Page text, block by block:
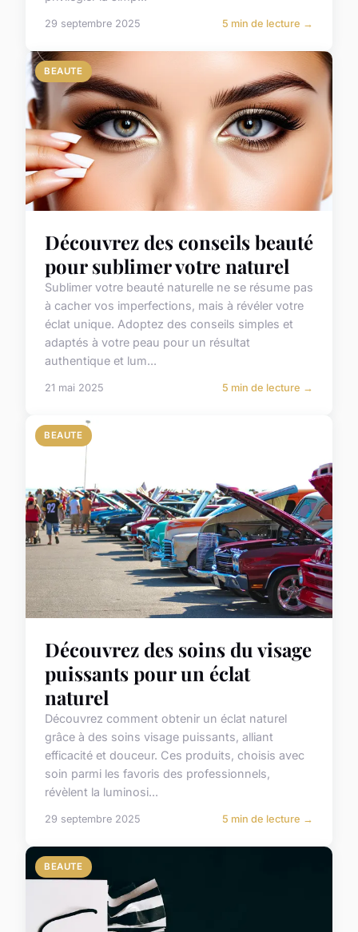
29 septembre 2025 5 min de lecture →
BEAUTE
Découvrez des conseils beauté
pour sublimer votre naturel
Sublimer votre beauté naturelle ne se résume pas
à cacher vos imperfections, mais à révéler votre
éclat unique. Adoptez des conseils simples et
adaptés à votre peau pour un résultat
authentique et lum...
21 mai 2025 5 min de lecture →
BEAUTE
Découvrez des soins du visage
puissants pour un éclat
naturel
Découvrez comment obtenir un éclat naturel
grâce à des soins visage puissants, alliant
efficacité et douceur. Ces produits, choisis avec
soin parmi les favoris des professionnels,
révèlent la luminosi...
29 septembre 2025 5 min de lecture →
BEAUTE